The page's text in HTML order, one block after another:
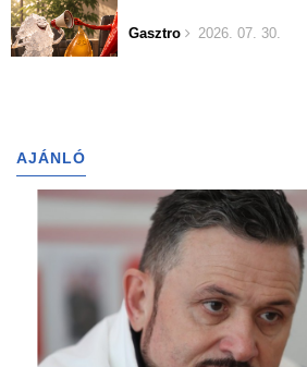
Gasztro 2026. 07. 30.
AJÁNLÓ